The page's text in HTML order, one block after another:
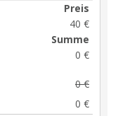
Preis
40 €
Summe
0 €
0 €
0 €